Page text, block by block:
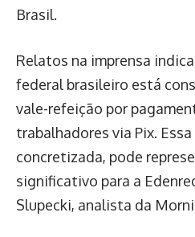
Brasil.
Relatos na imprensa
federal brasileiro está
vale-refeição por
trabalhadores via Pix.
concretizada, pode
significativo para a
Slupecki, analista da